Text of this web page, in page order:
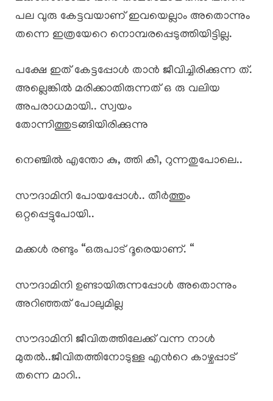
പല വുരു കേട്ടവയാണ് ഇവയെല്ലാം അതൊന്നും
തന്നെ ഇത്രയേറെ നൊമ്പരപ്പെടുത്തിയിട്ടില്ല.
പക്ഷേ ഇത് കേട്ടപ്പോൾ താൻ ജീവിച്ചിരിക്കുന്ന ത്.
അല്ലെങ്കിൽ മരിക്കാതിരുന്നത് ഒ രു വലിയ
അപരാധമായി.. സ്വയം
തോന്നിത്തുടങ്ങിയിരിക്കുന്നു
നെഞ്ചിൽ എന്തോ കു, ത്തി കീ, റുന്നതുപോലെ..
സൗദാമിനി പോയപ്പോൾ.. തീർത്തും
ഒറ്റപ്പെട്ടുപോയി..
മക്കൾ രണ്ടും “ഒരുപാട് ദൂരെയാണ്. “
സൗദാമിനി ഉണ്ടായിരുന്നപ്പോൾ അതൊന്നും
അറിഞ്ഞത് പോലുമില്ല
സൗദാമിനി ജീവിതത്തിലേക്ക് വന്ന നാൾ
മുതൽ..ജീവിതത്തിനോടുള്ള എൻറെ കാഴ്ചപ്പാട്
തന്നെ മാറി..